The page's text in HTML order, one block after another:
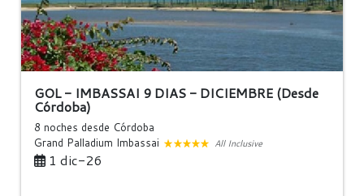
GOL - IMBASSAI 9 DIAS - DICIEMBRE (Desde
Córdoba)
8 noches desde Córdoba
Grand Palladium Imbassai
All Inclusive
1 dic-26